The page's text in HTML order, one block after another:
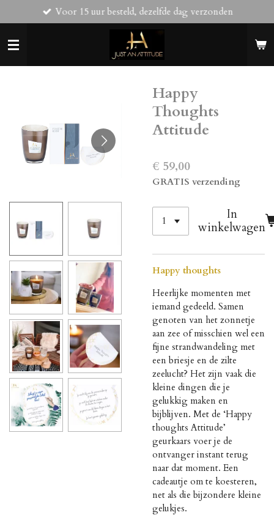
direct
naar
de
hoofdinhoud
Voor 15 uur besteld, dezelfde dag verzonden
Happy
Thoughts
Attitude
€ 59,00
GRATIS verzending
In
winkelwagen
Happy thoughts
Heerlijke momenten met
iemand gedeeld. Samen
genoten van het zonnetje
aan zee of misschien wel een
fijne strandwandeling met
een briesje en de zilte
zeelucht? Het zijn vaak die
kleine dingen die je
gelukkig maken en
bijblijven. Met de ‘Happy
thoughts Attitude’
geurkaars voer je de
ontvanger instant terug
naar dat moment. Een
cadeautje om te koesteren,
net als die bijzondere kleine
gelukjes.